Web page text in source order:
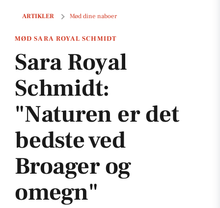
ARTIKLER Mød dine naboer
Sara Royal Schmidt: "Naturen er det bedste ved Broager og omegn"
MØD SARA ROYAL SCHMIDT
Sara Royal
Schmidt:
"Naturen er det
bedste ved
Broager og
omegn"